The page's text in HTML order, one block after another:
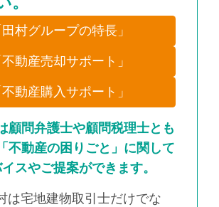
田村グループの特長」
不動産売却サポート」
不動産購入サポート」
顧問弁護士や顧問税理士とも
不動産の困りごと」に関して
スやご提案ができます。
は宅地建物取引士だけでな